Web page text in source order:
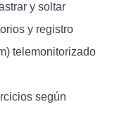
y soltar
y registro
telemonitorizado
según